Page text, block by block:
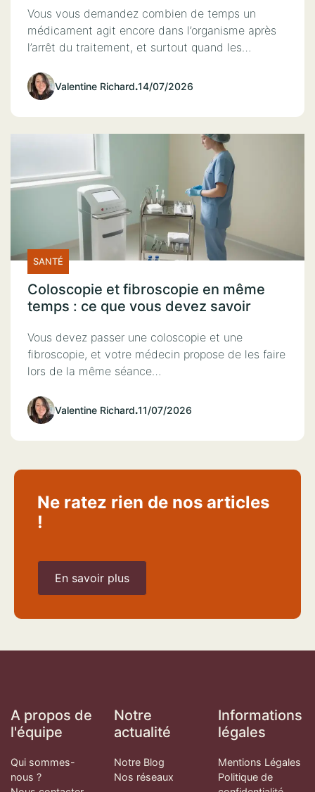
Vous vous demandez combien de temps un
médicament agit encore dans l’organisme après
l’arrêt du traitement, et surtout quand les…
Valentine Richard.14/07/2026
SANTÉ
Coloscopie et fibroscopie en même
temps : ce que vous devez savoir
Vous devez passer une coloscopie et une
fibroscopie, et votre médecin propose de les faire
lors de la même séance…
Valentine Richard.11/07/2026
Ne ratez rien de nos articles
!
En savoir plus
A propos de
l'équipe
Qui sommes-
nous ?
Notre
actualité
Notre Blog
Nos réseaux
Informations
légales
Mentions Légales
Politique de